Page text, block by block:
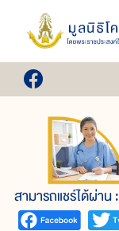
สามารถแชร์ได้ผ่าน :